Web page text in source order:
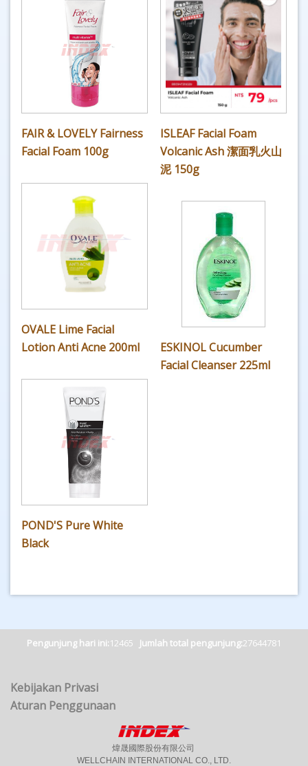
FAIR & LOVELY Fairness
Facial Foam 100g
ISLEAF Facial Foam
Volcanic Ash 潔面乳火山
泥 150g
OVALE Lime Facial
Lotion Anti Acne 200ml
ESKINOL Cucumber
Facial Cleanser 225ml
POND'S Pure White
Black
Pengunjung hari ini:12465 Jumlah total pengunjung:27644781
Kebijakan Privasi
Aturan Penggunaan
煒晟國際股份有限公司
WELLCHAIN INTERNATIONAL CO., LTD.